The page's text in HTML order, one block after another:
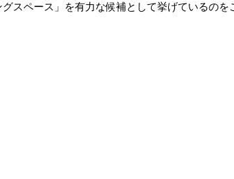
グスペース」を有力な候補として挙げているのを